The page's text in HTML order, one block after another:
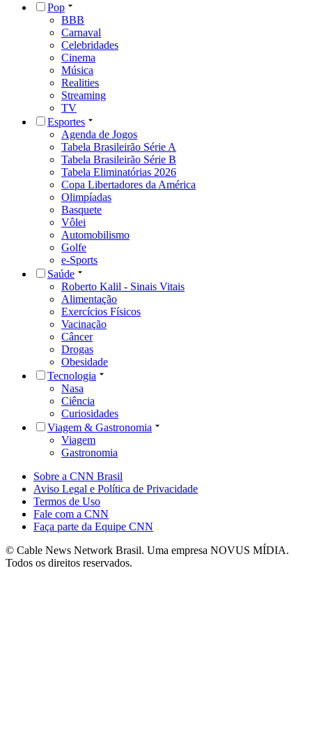
Pop
BBB
Carnaval
Celebridades
Cinema
Música
Realities
Streaming
TV
Esportes
Agenda de Jogos
Tabela Brasileirão Série A
Tabela Brasileirão Série B
Tabela Eliminatórias 2026
Copa Libertadores da América
Olimpíadas
Basquete
Vôlei
Automobilismo
Golfe
e-Sports
Saúde
Roberto Kalil - Sinais Vitais
Alimentação
Exercícios Físicos
Vacinação
Câncer
Drogas
Obesidade
Tecnologia
Nasa
Ciência
Curiosidades
Viagem & Gastronomia
Viagem
Gastronomia
Sobre a CNN Brasil
Aviso Legal e Política de Privacidade
Termos de Uso
Fale com a CNN
Faça parte da Equipe CNN
© Cable News Network Brasil. Uma empresa NOVUS MÍDIA.
Todos os direitos reservados.